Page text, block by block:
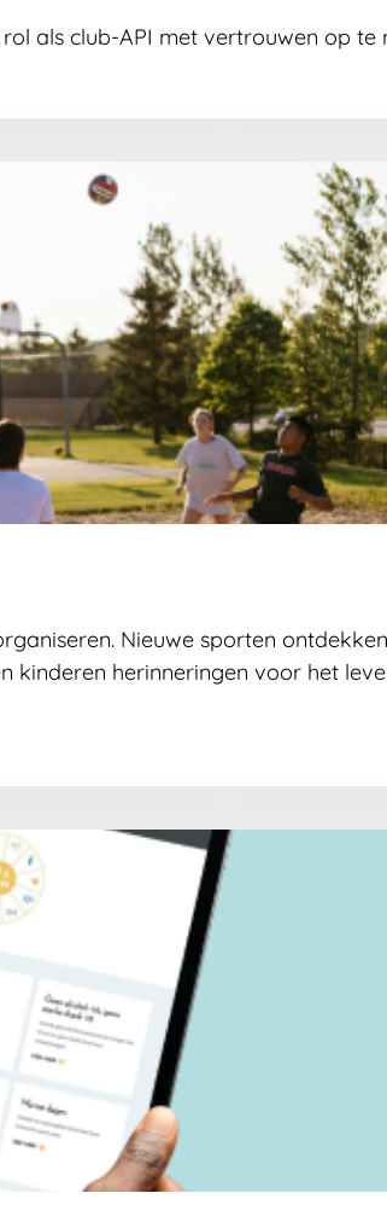
als club-API met vertrouwen op te
Nieuwe sporten
kinderen herinneringen voor het